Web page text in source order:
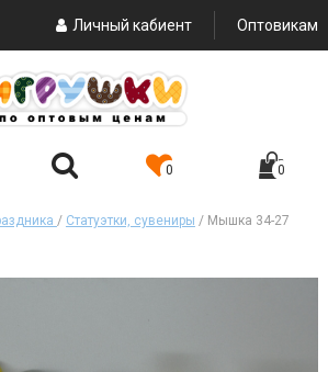
Личный кабиент Оптовикам
0 0
/ Статуэтки, сувениры / Мышка 34-27